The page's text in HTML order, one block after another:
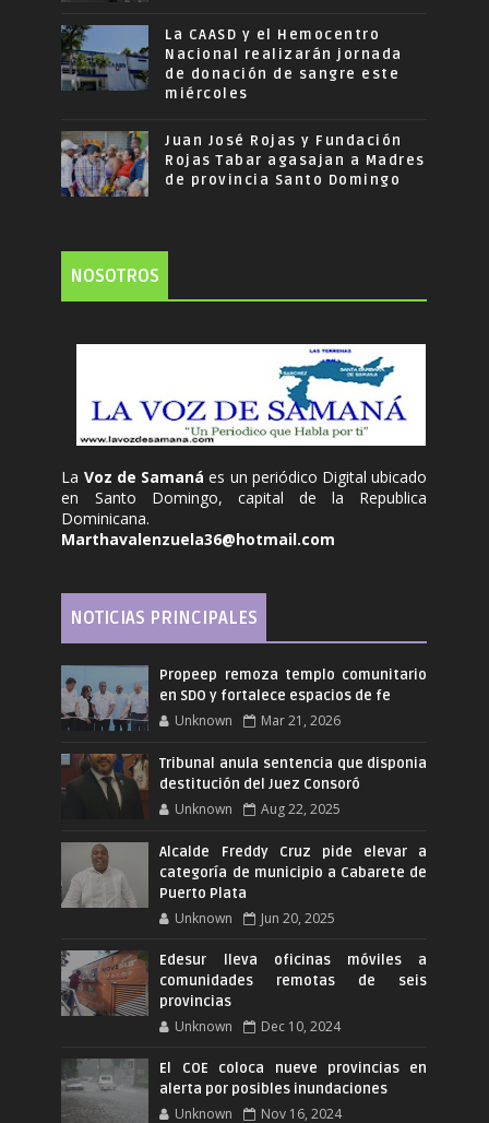
La CAASD y el Hemocentro
Nacional realizarán jornada
de donación de sangre este
miércoles
Juan José Rojas y Fundación
Rojas Tabar agasajan a Madres
de provincia Santo Domingo
NOSOTROS
La Voz de Samanáes un periódico Digital ubicado
en Santo Domingo, capital de la Republica
Dominicana.
Marthavalenzuela36@hotmail.com
NOTICIAS PRINCIPALES
Propeep remoza templo comunitario
en SDO y fortalece espacios de fe
Unknown Mar 21, 2026
Tribunal anula sentencia que disponia
destitución del Juez Consoró
Unknown Aug 22, 2025
Alcalde Freddy Cruz pide elevar a
categoría de municipio a Cabarete de
Puerto Plata
Unknown Jun 20, 2025
Edesur lleva oficinas móviles a
comunidades remotas de seis
provincias
Unknown Dec 10, 2024
El COE coloca nueve provincias en
alerta por posibles inundaciones
Unknown Nov 16, 2024